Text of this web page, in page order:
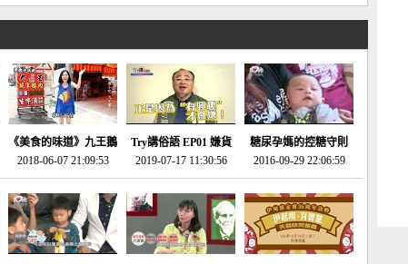
延期齁？-電玩宅速配
金鄉》續篇動畫確定
奇妙冒險》問答大挑戰
年特展 feat 蕎羽 、櫻
花
《美食的味道》九王鵝
肉
2018-06-07 21:09:53
Try講俗語 EP01 嫌貨
才是買貨人
2019-07-17 11:30:56
糖尿孕媽的控糖守則
2016-09-29 22:06:59